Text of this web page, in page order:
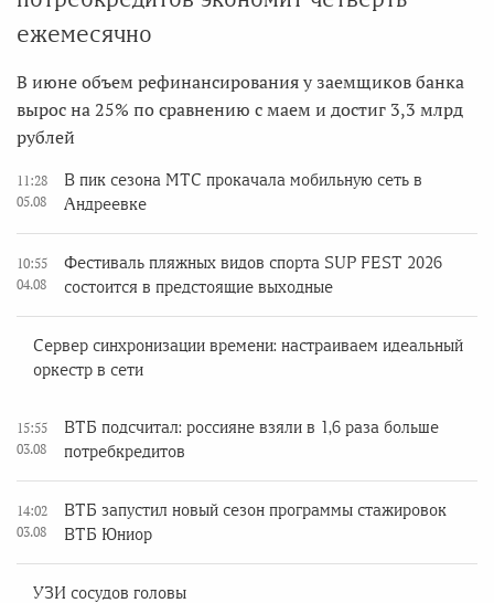
ежемесячно
В июне объем рефинансирования у заемщиков банка
вырос на 25% по сравнению с маем и достиг 3,3 млрд
рублей
11:28
05.08
В пик сезона МТС прокачала мобильную сеть в
Андреевке
10:55
04.08
Фестиваль пляжных видов спорта SUP FEST 2026
состоится в предстоящие выходные
Сервер синхронизации времени: настраиваем идеальный
оркестр в сети
15:55
03.08
ВТБ подсчитал: россияне взяли в 1,6 раза больше
потребкредитов
14:02
03.08
ВТБ запустил новый сезон программы стажировок
ВТБ Юниор
УЗИ сосудов головы